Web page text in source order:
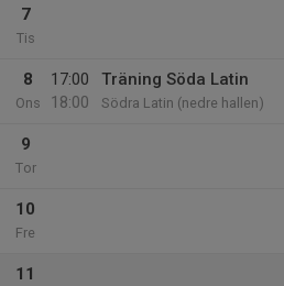
7
Tis
8
Ons
17:00
18:00
Träning Söda Latin
Södra Latin (nedre hallen)
9
Tor
10
Fre
11